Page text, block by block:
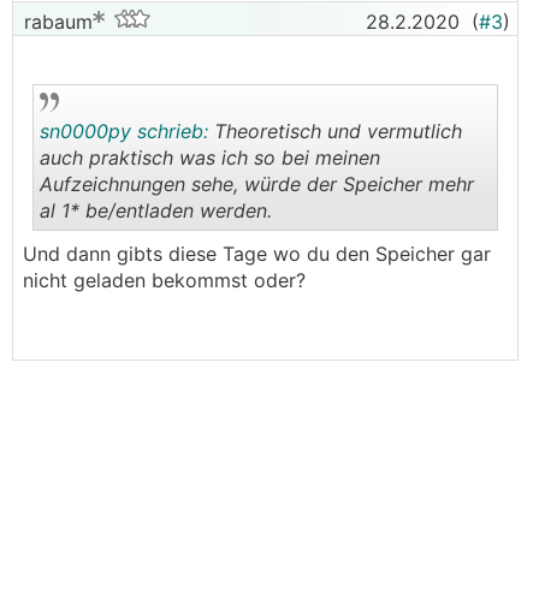
rabaum 28.2.2020 (#3)
..
sn0000py schrieb: Theoretisch und vermutlich
auch praktisch was ich so bei meinen
Aufzeichnungen sehe, würde der Speicher mehr
al 1* be/entladen werden.
Und dann gibts diese Tage wo du den Speicher gar
nicht geladen bekommst oder?